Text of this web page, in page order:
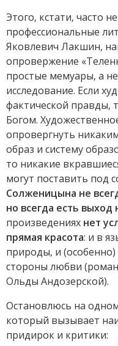
Этого, кстати, часто
профессиональные
Яковлевич Лакшин,
опровержение
простые мемуары, а
исследование. Если
фактической правды,
Богом.
опровергнуть
образ и систему
то никакие
могут поставить под
Солженицына не
но всегда есть выход
произведениях нет
прямая красота: и в
природы, и
стороны любви
Ольды Андозерской).
Остановлюсь на
который вызывает
придирок и критики: